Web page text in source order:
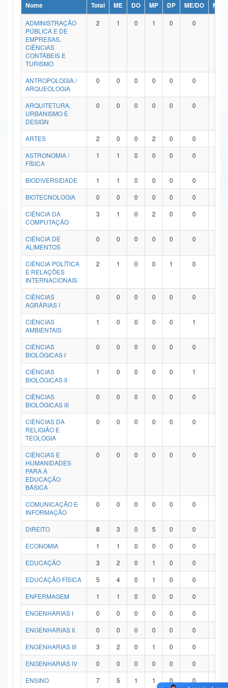
Ministério da Ciência, Tecnologia, Inovações e Comunicações
Ministério do Meio Ambiente
Ministério do Turismo
Ministério do Desenvolvimento Regional
Controladoria-Geral da União
Ministério da Mulher, da Família e dos Direitos Humanos
Secretaria de Governo
Advocacia-Geral da União
Banco Central do Brasil
Nome Total ME DO MP DP ME/DO
MP/
ADMINISTRAÇÃO
PÚBLICA E DE
EMPRESAS,
CIÊNCIAS
CONTÁBEIS E
TURISMO
2 1 0 1 0 0
ANTROPOLOGIA /
ARQUEOLOGIA
0 0 0 0 0 0
ARQUITETURA,
URBANISMO E
DESIGN
0 0 0 0 0 0
ARTES 2 0 0 2 0 0
ASTRONOMIA /
FÍSICA
1 1 0 0 0 0
BIODIVERSIDADE 1 1 0 0 0 0
BIOTECNOLOGIA
0 0 0 0 0 0
CIÊNCIA DA
COMPUTAÇÃO
3 1 0 2 0 0
CIÊNCIA DE
ALIMENTOS
0 0 0 0 0 0
CIÊNCIA POLÍTICA
E RELAÇÕES
INTERNACIONAIS
2 1 0 0 1 0
CIÊNCIAS
AGRÁRIAS I
0 0 0 0 0 0
CIÊNCIAS
AMBIENTAIS
1 0 0 0 0 1
CIÊNCIAS
BIOLÓGICAS I
0 0 0 0 0 0
CIÊNCIAS
BIOLÓGICAS II
1 0 0 0 0 1
CIÊNCIAS
BIOLÓGICAS III
0 0 0 0 0 0
CIÊNCIAS DA
RELIGIÃO E
TEOLOGIA
0 0 0 0 0 0
CIÊNCIAS E
HUMANIDADES
PARA A
EDUCAÇÃO
BÁSICA
0 0 0 0 0 0
COMUNICAÇÃO E
INFORMAÇÃO
0 0 0 0 0 0
DIREITO 8 3 0 5 0 0
ECONOMIA
1 1 0 0 0 0
EDUCAÇÃO
3 2 0 1 0 0
EDUCAÇÃO FÍSICA
5 4 0 1 0 0
ENFERMAGEM
1 1 0 0 0 0
ENGENHARIAS I
0 0 0 0 0 0
ENGENHARIAS II
0 0 0 0 0 0
ENGENHARIAS III
3 2 0 1 0 0
ENGENHARIAS IV
0 0 0 0 0 0
ENSINO
7 5 1 1 0 0